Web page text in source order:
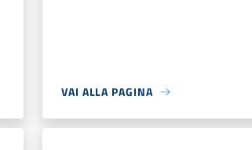
VAI ALLA PAGINA